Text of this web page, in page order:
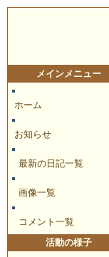
メインメニュー
ホーム
お知らせ
最新の日記一覧
画像一覧
コメント一覧
活動の様子